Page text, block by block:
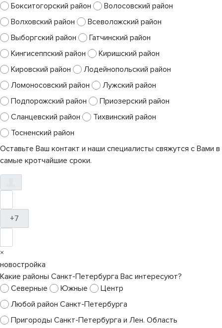
Бокситогорский район
Волосовский район
Волховский район
Всеволожский район
Выборгский район
Гатчинский район
Кингисеппский район
Киришский район
Кировский район
Лодейнопольский район
Ломоносовский район
Лужский район
Подпорожский район
Приозерский район
Сланцевский район
Тихвинский район
Тосненский район
Оставьте Ваш контакт и наши специалисты свяжутся с Вами в
самые кротчайшие сроки.
+7
×
новостройка
Какие районы Санкт-Петербурга Вас интересуют?
Северные
Южные
Центр
Любой район Санкт-Петербурга
Пригороды Санкт-Петербурга и Лен. Область